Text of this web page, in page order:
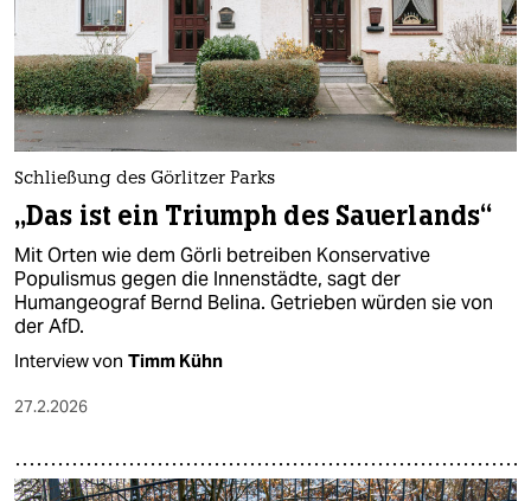
Schließung des Görlitzer Parks
„Das ist ein Triumph des Sauerlands“
Mit Orten wie dem Görli betreiben Konservative
Populismus gegen die Innenstädte, sagt der
Humangeograf Bernd Belina. Getrieben würden sie von
der AfD.
Interview von Timm Kühn
27.2.2026